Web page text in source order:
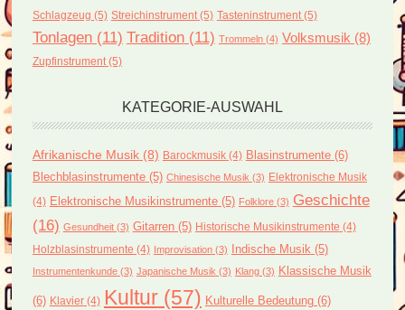
Schlagzeug (5) Streichinstrument(5) Tasteninstrument(5)
Tonlagen(11) Tradition(11) Trommeln(4) Volksmusik (8)
Zupfinstrument(5)
KATEGORIE-AUSWAHL
Afrikanische Musik(8) Barockmusik(4) Blasinstrumente(6)
Blechblasinstrumente(5) Chinesische Musik (3) Elektronische Musik
(4) Elektronische Musikinstrumente(5) Folklore(3) Geschichte
(16) Gesundheit(3) Gitarren(5) Historische Musikinstrumente (4)
Holzblasinstrumente (4) Improvisation(3) Indische Musik (5)
Instrumentenkunde(3) Japanische Musik (3) Klang(3) Klassische Musik
(6) Klavier(4) Kultur(57) Kulturelle Bedeutung(6)